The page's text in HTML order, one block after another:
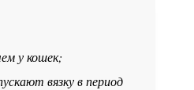
у кошек;
вязку в период